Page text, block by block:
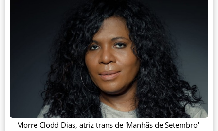
Morre Clodd Dias, atriz trans de 'Manhãs de Setembro'